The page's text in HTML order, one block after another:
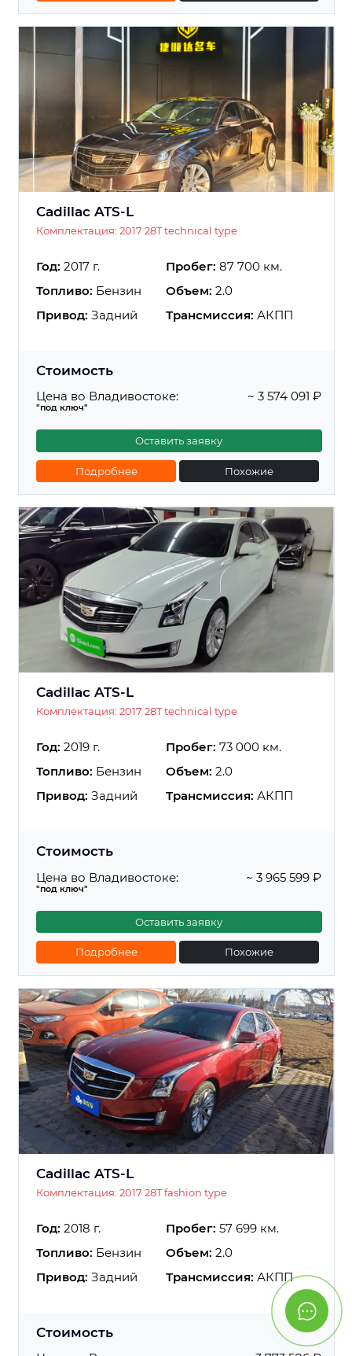
Cadillac ATS-L
Комплектация: 2017 28T technical type
Год: 2017 г. Пробег: 87 700 км.
Топливо: Бензин Объем: 2.0
Привод: Задний Трансмиссия: АКПП
Стоимость
Цена во Владивостоке:
"под ключ"
~ 3 574 091 ₽
Оставить заявку
Подробнее Похожие
Cadillac ATS-L
Комплектация: 2017 28T technical type
Год: 2019 г. Пробег: 73 000 км.
Топливо: Бензин Объем: 2.0
Привод: Задний Трансмиссия: АКПП
Стоимость
Цена во Владивостоке:
"под ключ"
~ 3 965 599 ₽
Оставить заявку
Подробнее Похожие
Cadillac ATS-L
Комплектация: 2017 28T fashion type
Год: 2018 г. Пробег: 57 699 км.
Топливо: Бензин Объем: 2.0
Привод: Задний Трансмиссия: АКПП
Стоимость